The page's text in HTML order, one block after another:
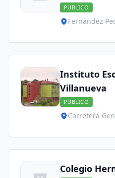
PUBLICO
Instituto
Villanueva
PUBLICO
Colegio